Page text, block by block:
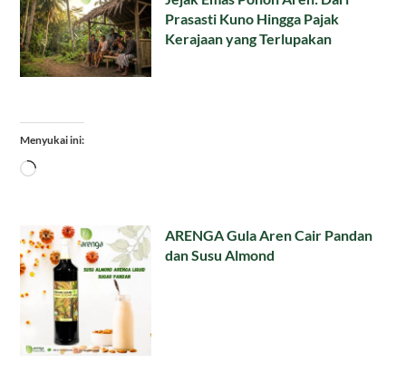
Prasasti Kuno Hingga Pajak
Kerajaan yang Terlupakan
Menyukai ini:
Memuat...
ARENGA Gula Aren Cair Pandan
dan Susu Almond